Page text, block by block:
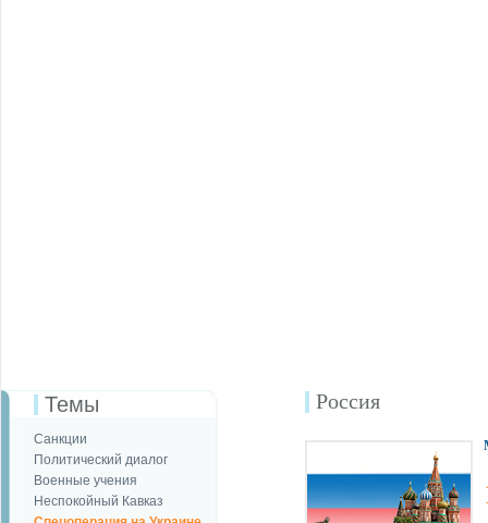
Темы
Санкции
Политический диалог
Военные учения
Неспокойный Кавказ
Россия